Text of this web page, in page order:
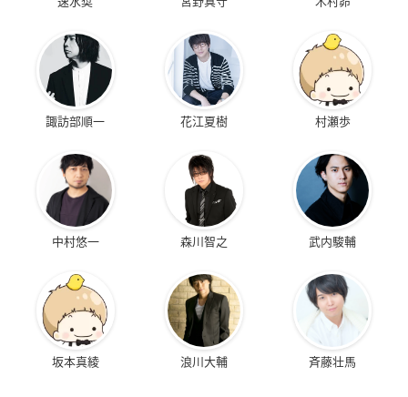
諏訪部順一 花江夏樹 村瀬歩
中村悠一 森川智之 武内駿輔
坂本真綾 浪川大輔 斉藤壮馬